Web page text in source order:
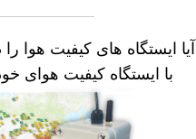
ایستگاه های کیفیت هوا
با ایستگاه کیفیت هوای